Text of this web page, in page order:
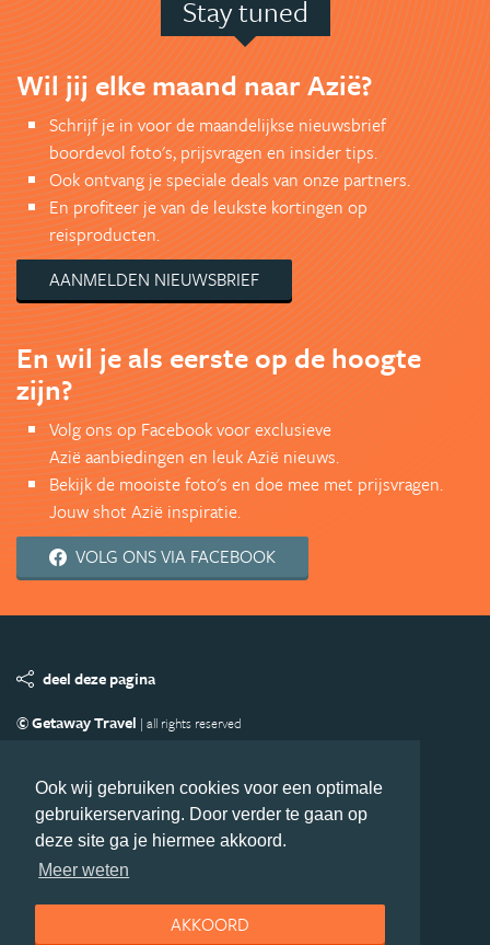
Ook wij gebruiken cookies voor een optimale
gebruikerservaring. Door verder te gaan op
deze site ga je hiermee akkoord.
Meer weten
AKKOORD
Stay tuned
Wil jij elke maand naar Azië?
Schrijf je in voor de maandelijkse nieuwsbrief
boordevol foto's, prijsvragen en insider tips.
Ook ontvang je speciale deals van onze partners.
En profiteer je van de leukste kortingen op
reisproducten.
AANMELDEN NIEUWSBRIEF
En wil je als eerste op de hoogte
zijn?
Volg ons op Facebook voor exclusieve
Azië aanbiedingen en leuk Azië nieuws.
Bekijk de mooiste foto's en doe mee met prijsvragen.
Jouw shot Azië inspiratie.
VOLG ONS VIA FACEBOOK
deel deze pagina
© Getaway Travel | all rights reserved
Copyright
Privacy statement Disclaimer
Cookies
Volg Azie.nl
Nieuwsbrief
Facebook